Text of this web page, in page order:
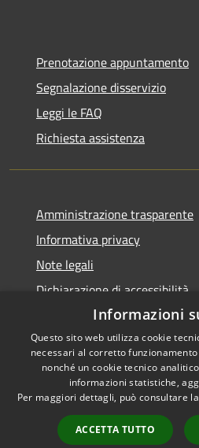
Prenotazione appuntamento
Segnalazione disservizio
Leggi le FAQ
Richiesta assistenza
Amministrazione trasparente
Informativa privacy
Note legali
Dichiarazione di accessibilità
Accessibilità
Privacy
Informazioni
Questo sito web utilizza cookie
necessari al corretto
nonché un cookie tecnico
informazioni statistiche,
Per maggiori dettagli, può consultare
ACCETTA TUTTO